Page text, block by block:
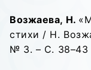
Возжаева, Н.
стихи / Н.
№ 3. – С. 38–43